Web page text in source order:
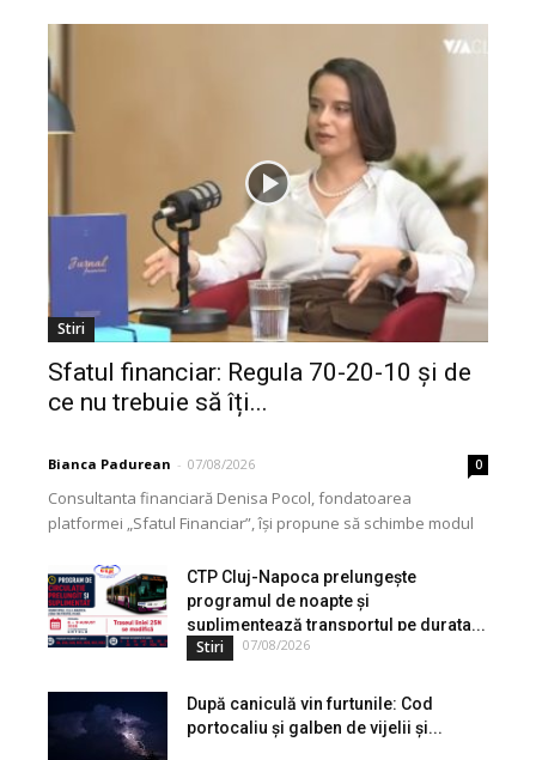
Stiri
Sfatul financiar: Regula 70-20-10 și de
ce nu trebuie să îți...
Bianca Padurean - 07/08/2026 0
Consultanta financiară Denisa Pocol, fondatoarea
platformei „Sfatul Financiar”, își propune să schimbe modul
de peste...
CTP Cluj-Napoca prelungește
programul de noapte și
suplimentează transportul pe durata...
Stiri 07/08/2026
După caniculă vin furtunile: Cod
portocaliu și galben de vijelii și...